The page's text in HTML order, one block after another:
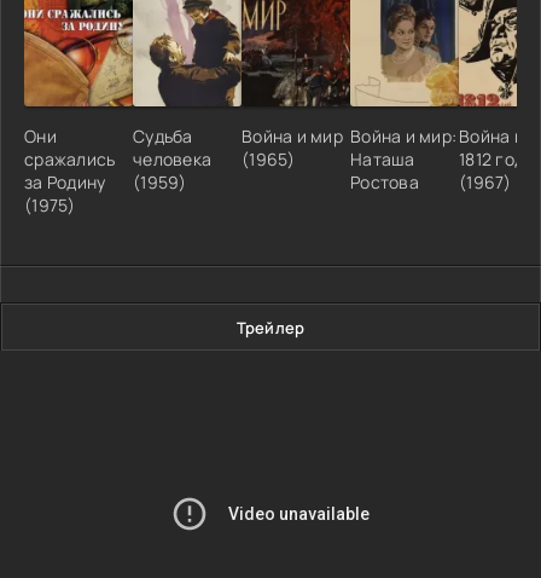
Они
сражались
за Родину
(1975)
Судьба
человека
(1959)
Война и мир
(1965)
Война и мир:
Наташа
Ростова
Война и
1812 год
(1967)
Трейлер